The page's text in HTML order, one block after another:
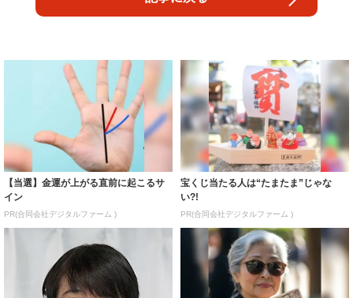
【当選】金運が上がる直前に起こるサ
イン
PR(合同会社デジタルファーム )
宝くじ当たる人は“たまたま”じゃな
い?!
PR(合同会社デジタルファーム )